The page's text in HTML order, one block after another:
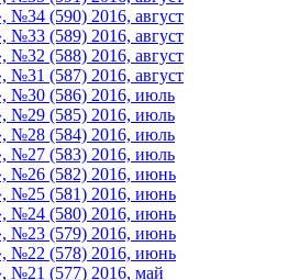
№34 (590) 2016, август
№33 (589) 2016, август
№32 (588) 2016, август
№31 (587) 2016, август
№30 (586) 2016, июль
№29 (585) 2016, июль
№28 (584) 2016, июль
№27 (583) 2016, июль
№26 (582) 2016, июнь
№25 (581) 2016, июнь
№24 (580) 2016, июнь
№23 (579) 2016, июнь
№22 (578) 2016, июнь
№21 (577) 2016, май